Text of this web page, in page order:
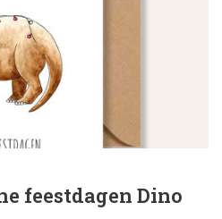
feestdagen Dino